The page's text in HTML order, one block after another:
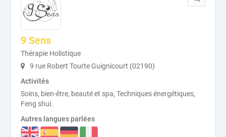
9 Sens
Thérapie Holistique
9 rue Robert Tourte Guignicourt (02190)
Activités
Soins, bien-être, beauté et spa, Techniques énergétiques,
Feng shui.
Autres langues parlées